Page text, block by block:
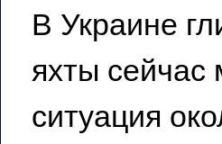
В Украине
яхты сейчас
ситуация